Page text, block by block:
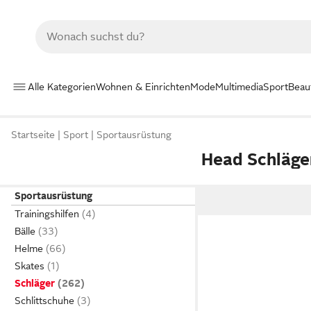
Alle KategorienWohnen & EinrichtenModeMultimediaSport
Startseite Sport Sportausrüstung
Head
Sportausrüstung
Trainingshilfen
Bälle
Helme
Skates
Schläger
Schlittschuhe